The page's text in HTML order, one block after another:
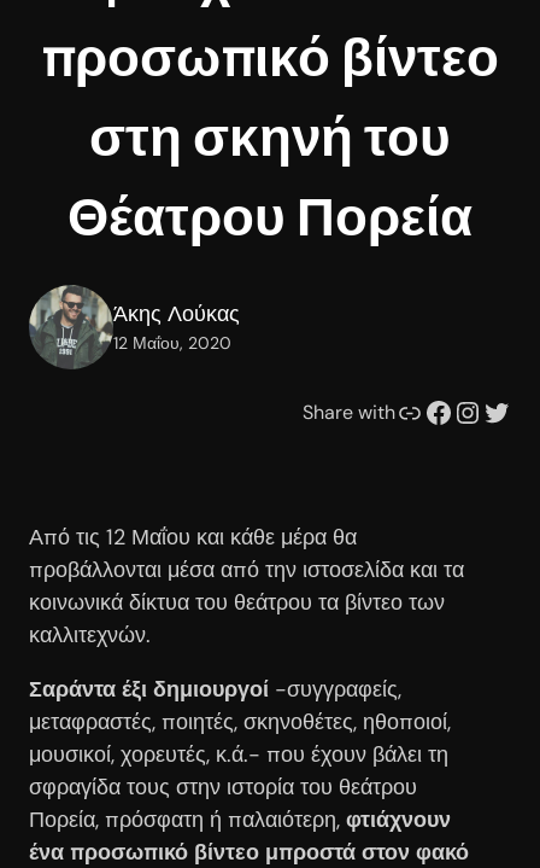
προσωπικό βίντεο
στη σκηνή του
Θέατρου Πορεία
Άκης Λούκας
12 Μαΐου, 2020
Share withΣυνδέσμου Facebook Instagram Twitter
Από τις 12 Μαΐου και κάθε μέρα θα
προβάλλονται μέσα από την ιστοσελίδα και τα
κοινωνικά δίκτυα του θεάτρου τα βίντεο των
καλλιτεχνών.
Σαράντα έξι δημιουργοί -συγγραφείς,
μεταφραστές, ποιητές, σκηνοθέτες, ηθοποιοί,
μουσικοί, χορευτές, κ.ά.- που έχουν βάλει τη
σφραγίδα τους στην ιστορία του θεάτρου
Πορεία, πρόσφατη ή παλαιότερη, φτιάχνουν
ένα προσωπικό βίντεο μπροστά στον φακό